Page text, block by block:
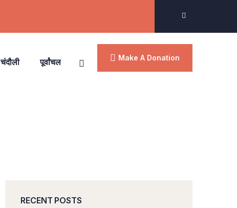
चंदौली पूर्वांचल Make A Donation
RECENT POSTS